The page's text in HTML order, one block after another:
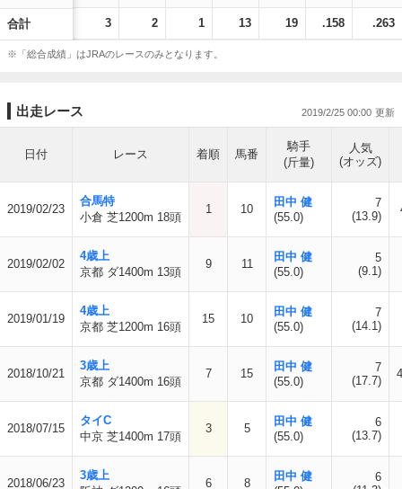
合計 3 2 1 13 19 .158 .263
※「総合成績」はJRAのレースのみとなります。
出走レース 2019/2/25 00:00
日付 レース 着順 馬番
騎手
(斤量)
人気
(オッズ)
2019/02/23
合馬特
小倉 芝1200m 18頭
1 10
田中 健
(55.0)
7
(13.9)
2019/02/02
4歳上
京都 ダ1400m 13頭
9 11
田中 健
(55.0)
5
(9.1)
2019/01/19
4歳上
京都 芝1200m 16頭
15 10
田中 健
(55.0)
7
(14.1)
2018/10/21
3歳上
京都 ダ1400m 16頭
7 15
田中 健
(55.0)
7
(17.7)
2018/07/15
タイC
中京 芝1400m 17頭
3 5
田中 健
(55.0)
6
(13.7)
2018/06/23
3歳上
6 8
田中 健
6